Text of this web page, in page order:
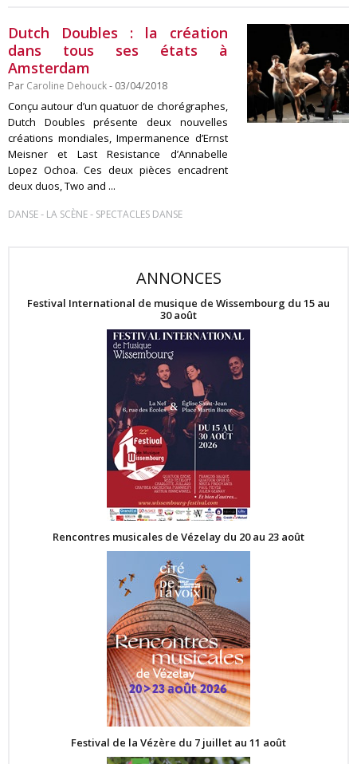
Dutch Doubles : la création
dans tous ses états à
Amsterdam
Par Caroline Dehouck- 03/04/2018
Conçu autour d’un quatuor de chorégraphes,
Dutch Doubles présente deux nouvelles
créations mondiales, Impermanence d’Ernst
Meisner et Last Resistance d’Annabelle
Lopez Ochoa. Ces deux pièces encadrent
deux duos, Two and ...
DANSE- LA SCÈNE- SPECTACLES DANSE
ANNONCES
Festival International de musique de Wissembourg du 15 au
30 août
Rencontres musicales de Vézelay du 20 au 23 août
Festival de la Vézère du 7 juillet au 11 août